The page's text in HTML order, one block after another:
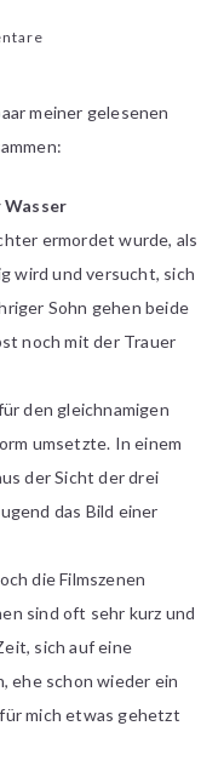
und
einige
meiner gelesenen
ermordet wurde, als
wird und versucht, sich
Sohn gehen beide
noch mit der Trauer
den gleichnamigen
umsetzte. In einem
der Sicht der drei
das Bild einer
die Filmszenen
sind oft sehr kurz und
sich auf eine
ehe schon wieder ein
mich etwas gehetzt